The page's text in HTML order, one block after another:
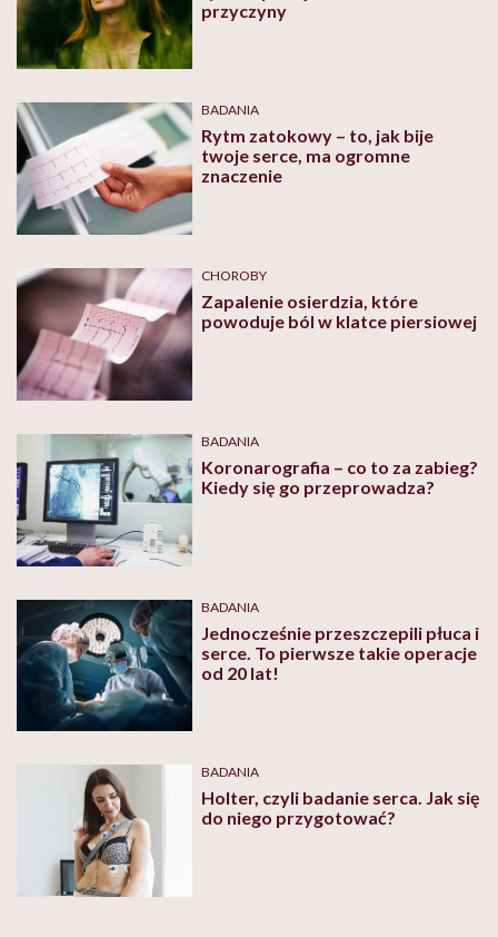
przyczyny
BADANIA
Rytm zatokowy – to, jak bije
twoje serce, ma ogromne
znaczenie
CHOROBY
Zapalenie osierdzia, które
powoduje ból w klatce piersiowej
BADANIA
Koronarografia – co to za zabieg?
Kiedy się go przeprowadza?
BADANIA
Jednocześnie przeszczepili płuca i
serce. To pierwsze takie operacje
od 20 lat!
BADANIA
Holter, czyli badanie serca. Jak się
do niego przygotować?